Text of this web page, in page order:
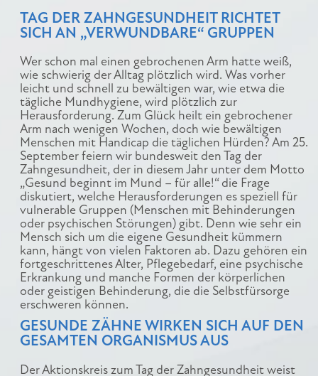
TAG DER ZAHNGESUNDHEIT RICHTET
SICH AN „VERWUNDBARE“ GRUPPEN
Wer schon mal einen gebrochenen Arm hatte weiß,
wie schwierig der Alltag plötzlich wird. Was vorher
leicht und schnell zu bewältigen war, wie etwa die
tägliche Mundhygiene, wird plötzlich zur
Herausforderung. Zum Glück heilt ein gebrochener
Arm nach wenigen Wochen, doch wie bewältigen
Menschen mit Handicap die täglichen Hürden? Am 25.
September feiern wir bundesweit den Tag der
Zahngesundheit, der in diesem Jahr unter dem Motto
„Gesund beginnt im Mund – für alle!“ die Frage
diskutiert, welche Herausforderungen es speziell für
vulnerable Gruppen (Menschen mit Behinderungen
oder psychischen Störungen) gibt. Denn wie sehr ein
Mensch sich um die eigene Gesundheit kümmern
kann, hängt von vielen Faktoren ab. Dazu gehören ein
fortgeschrittenes Alter, Pflegebedarf, eine psychische
Erkrankung und manche Formen der körperlichen
oder geistigen Behinderung, die die Selbstfürsorge
erschweren können.
GESUNDE ZÄHNE WIRKEN SICH AUF DEN
GESAMTEN ORGANISMUS AUS
Der Aktionskreis zum Tag der Zahngesundheit weist